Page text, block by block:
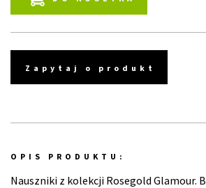
Zapytaj o produkt
OPIS PRODUKTU:
Nauszniki z kolekcji Rosegold Glamour.